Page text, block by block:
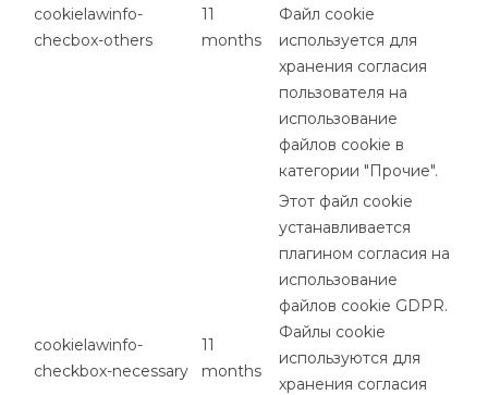
cookielawinfo-
checbox-others
11
months
Файл cookie
используется для
хранения согласия
пользователя на
использование
файлов cookie в
категории "Прочие".
cookielawinfo-
checkbox-necessary
11
months
Этот файл cookie
устанавливается
плагином согласия на
использование
файлов cookie GDPR.
Файлы cookie
используются для
хранения согласия